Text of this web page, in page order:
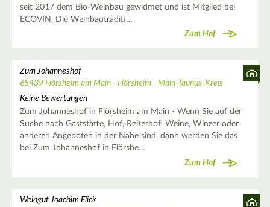
seit 2017 dem Bio-Weinbau gewidmet und ist Mitglied bei
ECOVIN. Die Weinbautraditi…
Zum Hof
Zum Johanneshof
65439 Flörsheim am Main - Flörsheim - Main-Taunus-Kreis
Keine Bewertungen
Zum Johanneshof in Flörsheim am Main - Wenn Sie auf der
Suche nach Gaststätte, Hof, Reiterhof, Weine, Winzer oder
anderen Angeboten in der Nähe sind, dann werden Sie das
bei Zum Johanneshof in Flörshe…
Zum Hof
Weingut Joachim Flick